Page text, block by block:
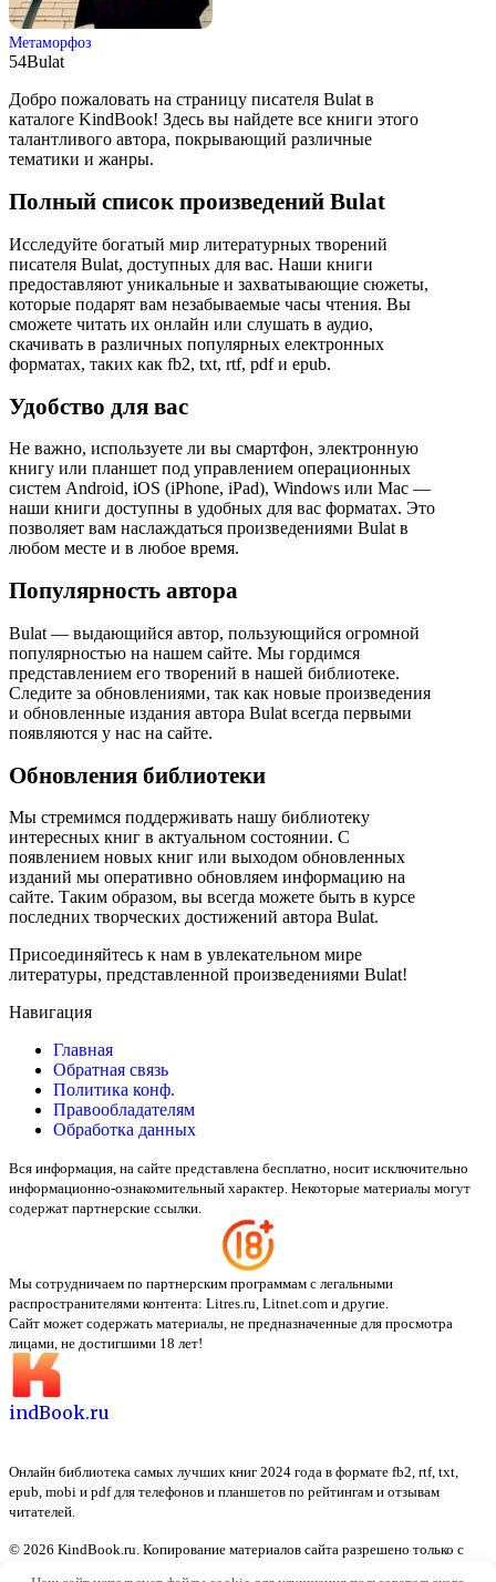
Метаморфоз
54Bulat
Добро пожаловать на страницу писателя Bulat в
каталоге KindBook! Здесь вы найдете все книги этого
талантливого автора, покрывающий различные
тематики и жанры.
Полный список произведений Bulat
Исследуйте богатый мир литературных творений
писателя Bulat, доступных для вас. Наши книги
предоставляют уникальные и захватывающие сюжеты,
которые подарят вам незабываемые часы чтения. Вы
сможете читать их онлайн или слушать в аудио,
скачивать в различных популярных електронных
форматах, таких как fb2, txt, rtf, pdf и epub.
Удобство для вас
Не важно, используете ли вы смартфон, электронную
книгу или планшет под управлением операционных
систем Android, iOS (iPhone, iPad), Windows или Mac —
наши книги доступны в удобных для вас форматах. Это
позволяет вам наслаждаться произведениями Bulat в
любом месте и в любое время.
Популярность автора
Bulat — выдающийся автор, пользующийся огромной
популярностью на нашем сайте. Мы гордимся
представлением его творений в нашей библиотеке.
Следите за обновлениями, так как новые произведения
и обновленные издания автора Bulat всегда первыми
появляются у нас на сайте.
Обновления библиотеки
Мы стремимся поддерживать нашу библиотеку
интересных книг в актуальном состоянии. С
появлением новых книг или выходом обновленных
изданий мы оперативно обновляем информацию на
сайте. Таким образом, вы всегда можете быть в курсе
последних творческих достижений автора Bulat.
Присоединяйтесь к нам в увлекательном мире
литературы, представленной произведениями Bulat!
Навигация
Главная
Обратная связь
Политика конф.
Правообладателям
Обработка данных
Вся информация, на сайте представлена бесплатно, носит исключительно
информационно-ознакомительный характер. Некоторые материалы могут
содержат партнерские ссылки.
Мы сотрудничаем по партнерским программам с легальными
распространителями контента: Litres.ru, Litnet.com и другие.
Сайт может содержать материалы, не предназначенные для просмотра
лицами, не достигшими 18 лет!
indBook.ru
Онлайн библиотека самых лучших книг 2024 года в формате fb2, rtf, txt,
epub, mobi и pdf для телефонов и планшетов по рейтингам и отзывам
читателей.
© 2026 KindBook.ru. Копирование материалов сайта разрешено только с